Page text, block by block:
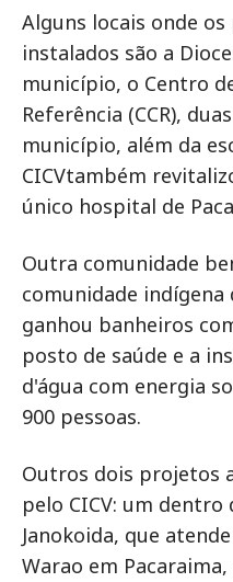
Alguns locais onde
instalados são a
município, o Centro
Referência (CCR),
município, além da
CICVtambém
único hospital de
Outra comunidade
comunidade indígena
ganhou banheiros
posto de saúde e a
d'água com energia
900 pessoas.
Outros dois projetos
pelo CICV: um
Janokoida, que
Warao em